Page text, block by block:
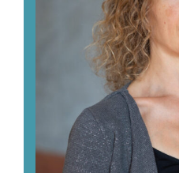
Adhésions
Archives
Contact